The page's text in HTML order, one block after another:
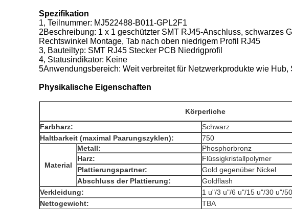
Spezifikation
1, Teilnummer: MJ522488-B011-GPL2F1
2Beschreibung: 1 x 1 geschützter SMT RJ45-Anschluss, schwarzes
Rechtswinkel Montage, Tab nach oben niedrigem Profil RJ45
3, Bauteiltyp: SMT RJ45 Stecker PCB Niedrigprofil
4, Statusindikator: Keine
5Anwendungsbereich: Weit verbreitet für Netzwerkprodukte wie
Physikalische Eigenschaften
Körperliche
Farbharz:
Schwarz
Haltbarkeit (maximal Paarungszyklen):
750
Material
Metall:
Phosphorbronz
Harz:
Flüssigkristallpolymer
Plattierungspartner:
Gold gegenüber Nickel
Abschluss der Plattierung:
Goldflash
Verkleidung:
1 u"/3 u"/6 u"/15 u"/30 u"/
Nettogewicht:
TBA